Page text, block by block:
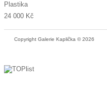
Plastika
24 000 Kč
Copyright Galerie Kaplička © 2026